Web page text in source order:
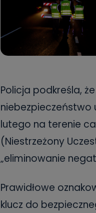
Policja podkreśla,
niebezpieczeństwo
lutego na terenie
(Niestrzeżony
„eliminowanie
Prawidłowe
klucz do